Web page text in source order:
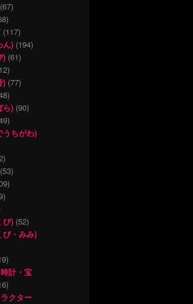
(67)
(117)
ん) (194)
) (61)
) (77)
ら) (90)
ちがわ)
(53)
び) (52)
・みみ)
計・宝
クター